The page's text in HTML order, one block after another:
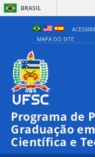
BRASIL
MAPA DO SITE
Programa de
Graduação
Científica e